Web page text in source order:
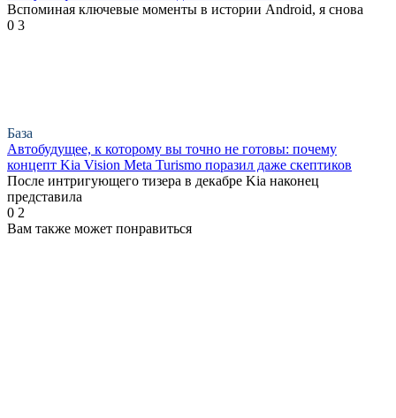
Вспоминая ключевые моменты в истории Android, я снова
0 3
База
Автобудущее, к которому вы точно не готовы: почему
концепт Kia Vision Meta Turismo поразил даже скептиков
После интригующего тизера в декабре Kia наконец
представила
0 2
Вам также может понравиться